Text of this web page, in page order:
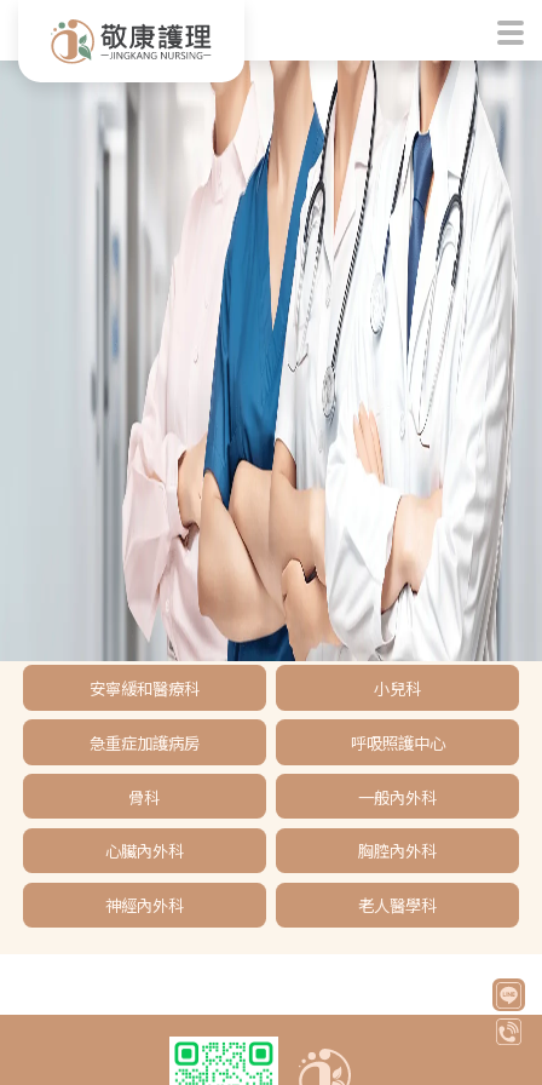
安寧緩和醫療科 小兒科
急重症加護病房 呼吸照護中心
骨科 一般內外科
心臟內外科 胸腔內外科
神經內外科 老人醫學科